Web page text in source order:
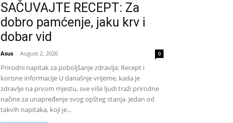
SAČUVAJTE RECEPT: Za
dobro pamćenje, jaku krv i
dobar vid
Asus - August 2, 2026 0
Prirodni napitak za poboljšanje zdravlja: Recept i
korisne informacije U današnje vrijeme, kada je
zdravlje na prvom mjestu, sve više ljudi traži prirodne
načine za unapređenje svog opšteg stanja. Jedan od
takvih napitaka, koji je...